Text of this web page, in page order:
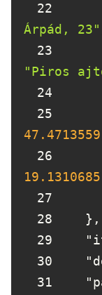
22
Árpád, 23"
23
"Piros
24
25
47.4713559
26
19.1310685
27
28
29
30
31